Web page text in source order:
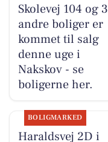
Skolevej 104 og 3
andre boliger er
kommet til salg
denne uge i
Nakskov - se
boligerne her.
BOLIGMARKED
Haraldsvej 2D i